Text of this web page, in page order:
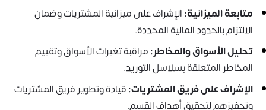
متابعة الميزانية:الإشراف على ميزانية المشتريات وضمان
الالتزام بالحدود المالية المحددة.
تحليل الأسواق والمخاطر:مراقبة تغيرات الأسواق وتقييم
المخاطر المتعلقة بسلاسل التوريد.
الإشراف على فريق المشتريات:قيادة وتطوير فريق المشتريات
وتحفيزهم لتحقيق أهداف القسم.